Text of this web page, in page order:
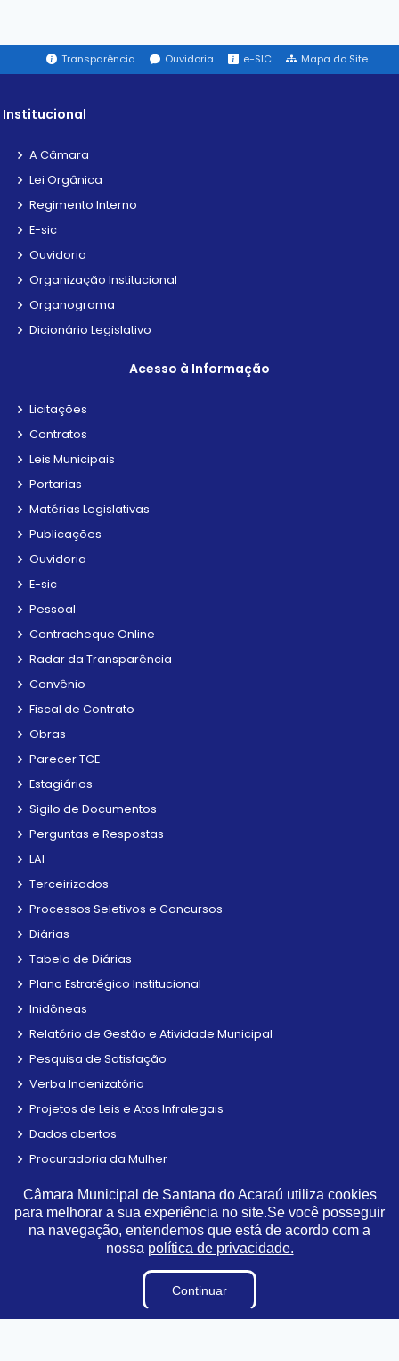
Transparência Ouvidoria e-SIC Mapa do Site
Institucional
A Câmara
Lei Orgânica
Regimento Interno
E-sic
Ouvidoria
Organização Institucional
Organograma
Dicionário Legislativo
Acesso à Informação
Licitações
Contratos
Leis Municipais
Portarias
Matérias Legislativas
Publicações
Ouvidoria
E-sic
Pessoal
Contracheque Online
Radar da Transparência
Convênio
Fiscal de Contrato
Obras
Parecer TCE
Estagiários
Sigilo de Documentos
Perguntas e Respostas
LAI
Terceirizados
Processos Seletivos e Concursos
Diárias
Tabela de Diárias
Plano Estratégico Institucional
Inidôneas
Relatório de Gestão e Atividade Municipal
Pesquisa de Satisfação
Verba Indenizatória
Projetos de Leis e Atos Infralegais
Dados abertos
Procuradoria da Mulher
Carta de Serviços
Câmara Municipal de Santana do Acaraú utiliza cookies
para melhorar a sua experiência no site.Se você posseguir
na navegação, entendemos que está de acordo com a
nossa política de privacidade.
Continuar